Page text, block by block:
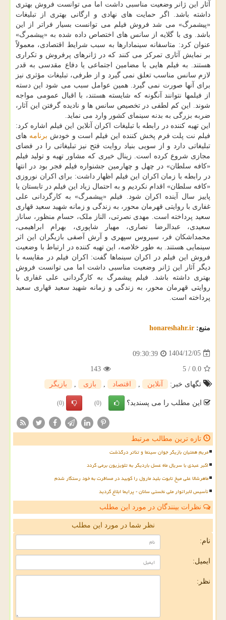
آثار این ژانر وضعیت مناسبی داشت اما می توانست فروش بهتری
داشته باشد. اگر حمایت های نهادی و ارگانی بهتری از تبلیغات
«پیشمرگ» می شد فروش فیلم می توانست بسیار فراتر از این
باشد. وی با گلایه از سانس های اختصاص داده شده به «پیشمرگ»
عنوان کرد: متاسفانه سینمادارها به سبب شرایط اقتصادی، معمولاً
بر نمایش آثاری تمرکز می کنند که در ژانرهای پرفروش و تکراری
هستند. به فیلم هایی با مضامین اجتماعی یا دفاع مقدسی به قدر
لازم سانس مناسب تعلق نمی گیرد و از طرفی، تبلیغات مؤثری نیز
برای آنها صورت نمی گیرد. همین عوامل سبب می شود این دسته
از فیلمها نتوانند آنگونه که شایسته هستند، با اقبال عمومی مواجه
شوند. این کم لطفی در تخصیص سانس ها و نادیده گرفتن این آثار،
ضربه بزرگی به بدنه سینمای کشور وارد می نماید.
این تهیه کننده در رابطه با تبلیغات اکران آنلاین این فیلم اشاره کرد:
فیلم نت پلت فرم پخش کننده این فیلم است و خودش برنامه های
تبلیغاتی دارد و از سویی بنیاد روایت فتح نیز تبلیغاتی را در فضای
مجازی شروع کرده است. زینال خیری که مشاور تهیه و تولید فیلم
«کافه سلطان» در چهل و چهارمین جشنواره فیلم فجر بود در انتها
در رابطه با زمان اکران این فیلم اظهار داشت: برای اکران نوروزی
«کافه سلطان» اقدام نکردیم و به احتمال زیاد این فیلم در تابستان یا
پاییز سال آینده اکران شود. فیلم «پیشمرگ» به کارگردانی علی
غفاری با روایتی قهرمان محور، به زندگی و زمانه شهید سعید قهاری
سعید پرداخته است. مهدی نصرتی، الناز ملک، حسام منظور، ساناز
سعیدی، عبدالرضا نصاری، مهیار شاپوری، بهرام ابراهیمی،
محمداشکان فر، سیروس سپهری و آرش آصفی بازیگران این اثر
سینمایی هستند. به طور خلاصه، این تهیه کننده در ارتباط با وضعیت
فروش این فیلم در اکران سینماها گفت: اکران فیلم در مقایسه با
دیگر آثار این ژانر وضعیت مناسبی داشت اما می توانست فروش
بهتری داشته باشد. فیلم پیشمرگ به کارگردانی علی غفاری با
روایتی قهرمان محور، به زندگی و زمانه شهید سعید قهاری سعید
پرداخته است.
منبع: honareshahr.ir
1404/12/05
09:30:39
0.0
/
5
143
تگهای خبر:
آنلاین اقتصاد بازی بازیگر
این مطلب را می پسندید؟ (0)
(0)
تازه ترین مطالب مرتبط
مریم همتیان بازیگر جوان سینما و تئاتر درگذشت
اکبر عبدی با سریال ماه عسل باردیگر به تلویزیون برمی گردد
ماهرشالا علی میخ تابوت بلید مارول را کوبید در مسافرت به خود رستگار شدم
تأسیس لابراتوار ملی نخستی سانان - پرایما ابلاغ گردید
نظرات بینندگان در مورد این مطلب
نظر شما در مورد این مطلب
نام:
ایمیل:
نظر: